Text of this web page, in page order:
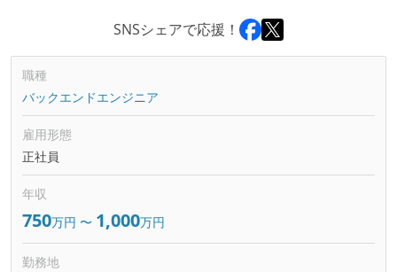
SNSシェアで応援！
職種
バックエンドエンジニア
雇用形態
正社員
年収
750万円 〜 1,000万円
勤務地